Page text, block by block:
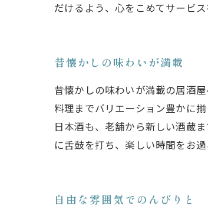
だけるよう、心をこめてサービ
昔懐かしの味わいが満載
昔懐かしの味わいが満載の居酒
料理までバリエーション豊かに
日本酒も、老舗から新しい酒蔵
に舌鼓を打ち、楽しい時間をお過
自由な雰囲気でのんびりと